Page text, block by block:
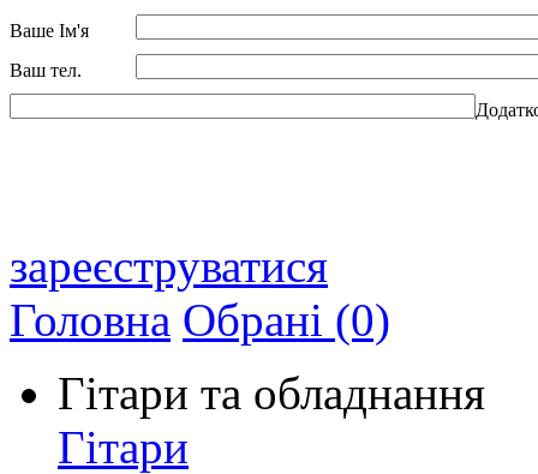
Ваше Ім'я
Ваш тел.
зареєструватися
Головна Обрані (0)
Гітари та обладнання
Гітари